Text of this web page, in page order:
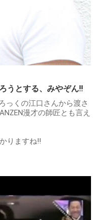
うとする、みやぞん!!
っくの江口さんから渡さ
漫才の師匠とも言え
りますね!!